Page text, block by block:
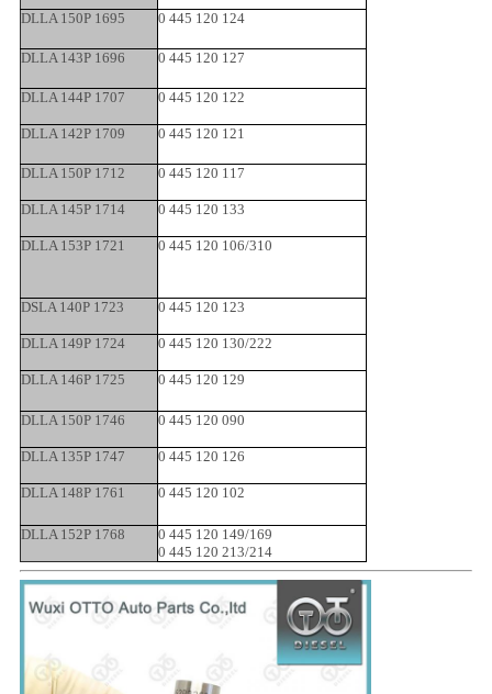
DLLA 150P 1695 0 445 120 124
DLLA 143P 1696 0 445 120 127
DLLA 144P 1707 0 445 120 122
DLLA 142P 1709 0 445 120 121
DLLA 150P 1712 0 445 120 117
DLLA 145P 1714 0 445 120 133
DLLA 153P 1721 0 445 120 106/310
DSLA 140P 1723 0 445 120 123
DLLA 149P 1724 0 445 120 130/222
DLLA 146P 1725 0 445 120 129
DLLA 150P 1746 0 445 120 090
DLLA 135P 1747 0 445 120 126
DLLA 148P 1761 0 445 120 102
DLLA 152P 1768
0 445 120 149/169
0 445 120 213/214